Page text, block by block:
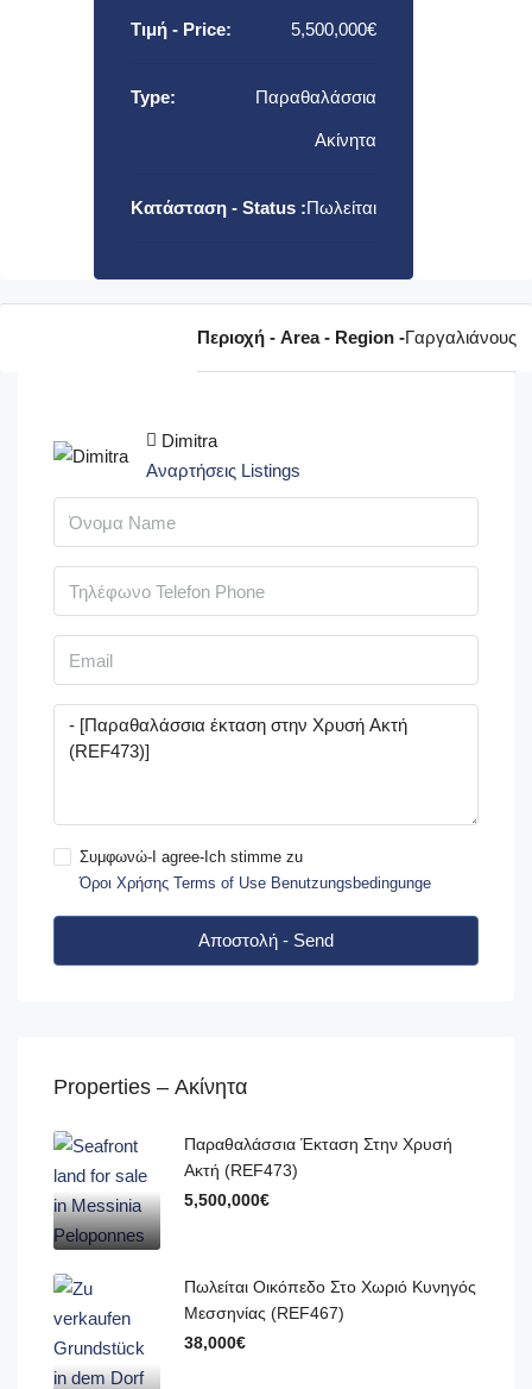
Τιμή - Price: 5,500,000€
Type: Παραθαλάσσια
Ακίνητα
Κατάσταση - Status :Πωλείται
Περιοχή - Area - Region -Γαργαλιάνους
Dimitra
Αναρτήσεις Listings
Συμφωνώ-I agree-Ich stimme zu
Όροι Χρήσης Terms of Use Benutzungsbedingunge
Αποστολή - Send
Properties – Ακίνητα
Παραθαλάσσια Έκταση Στην Χρυσή
Ακτή (REF473)
5,500,000€
Πωλείται Οικόπεδο Στο Χωριό Κυνηγός
Μεσσηνίας (REF467)
38,000€